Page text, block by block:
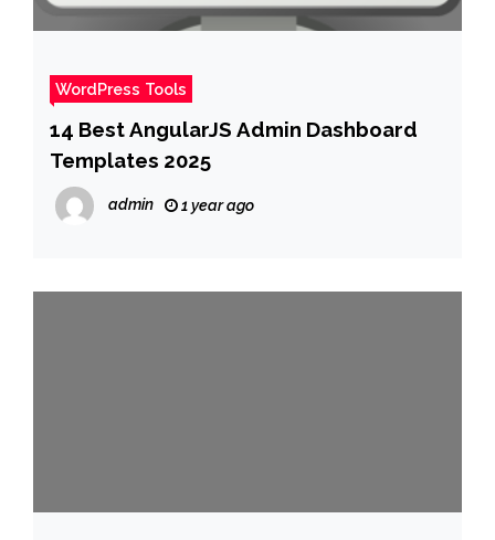
WordPress Tools
14 Best AngularJS Admin Dashboard
Templates 2025
admin 1 year ago